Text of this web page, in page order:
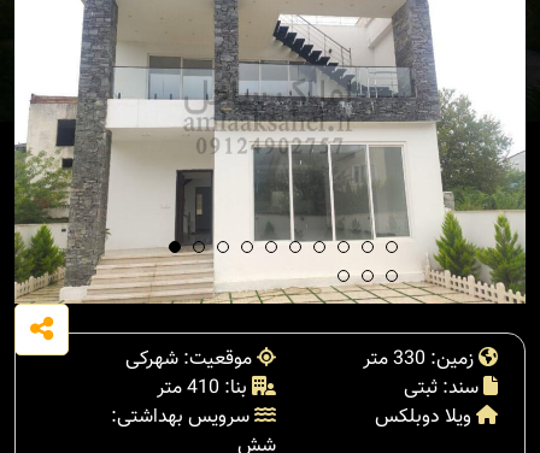
زمین: 330 متر
موقعیت: شهرکی
سند: ثبتی
بنا: 410 متر
ویلا دوبلکس
سرویس بهداشتی:
شش